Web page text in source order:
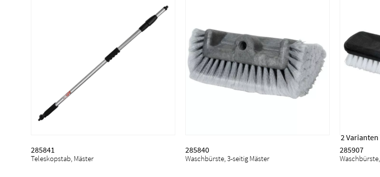
Teleskopstab, Mäster
285841
Waschbürste, 3-seitig Mäster
285840 285907
2 Varianten